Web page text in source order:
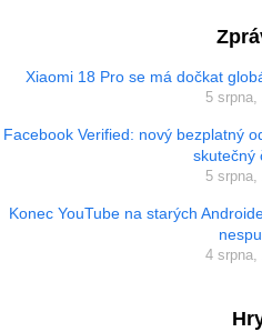
Xiaomi 18 Pro se má dočkat
5 srpna,
Facebook Verified: nový bezplatný
skutečný
5 srpna,
Konec YouTube na starých
4 srpna,